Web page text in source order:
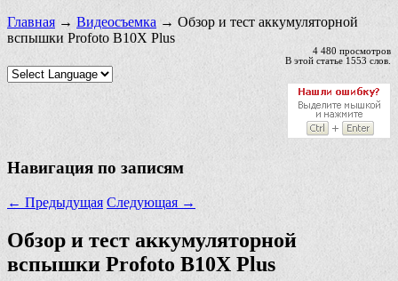
Главная → Видеосъемка → Обзор и тест аккумуляторной
вспышки Profoto B10X Plus
4 480 просмотров
В этой статье 1553 слов.
Навигация по записям
← Предыдущая Следующая →
Обзор и тест аккумуляторной
вспышки Profoto B10X Plus